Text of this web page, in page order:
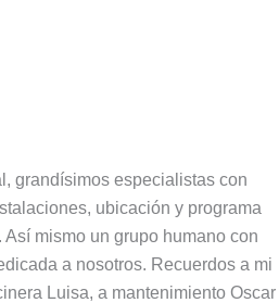
grandísimos especialistas con
ubicación y programa
mismo un grupo humano con
a nosotros. Recuerdos a mi
Luisa, a mantenimiento Oscar